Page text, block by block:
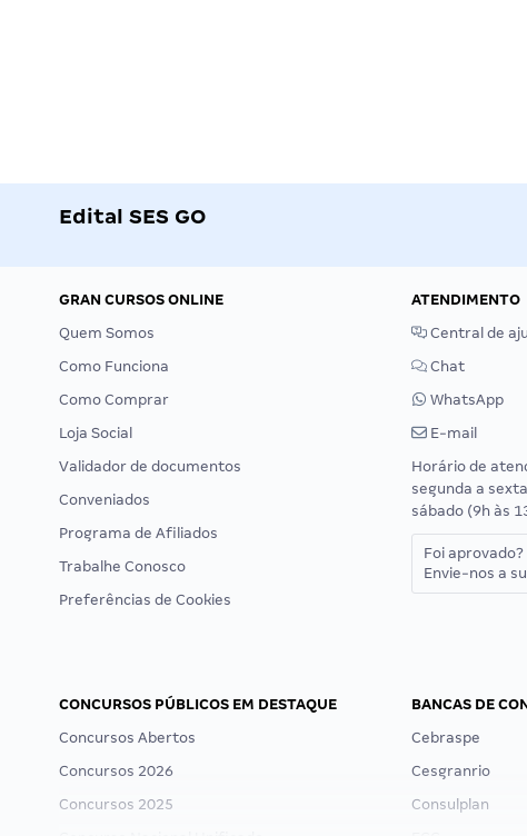
Edital SES GO
GRAN CURSOS ONLINE
Quem Somos
Como Funciona
Como Comprar
Loja Social
Validador de documentos
Conveniados
Programa de Afiliados
Trabalhe Conosco
Preferências de Cookies
ATENDIMENTO
Central de
Chat
WhatsApp
E-mail
Horário de
segunda a
sábado (9h às
Foi aprovado?
Envie-nos a
CONCURSOS PÚBLICOS EM DESTAQUE
Concursos Abertos
Concursos 2026
Concursos 2025
BANCAS DE
Cebraspe
Cesgranrio
Consulplan